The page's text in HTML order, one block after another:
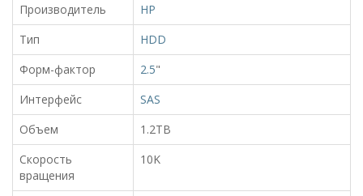
Производитель
HP
Тип
HDD
Форм-фактор
2.5"
Интерфейс
SAS
Объем
1.2TB
Скорость
вращения
10K